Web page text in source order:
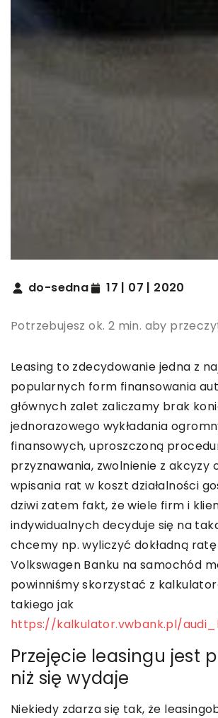
do-sedna 17 | 07 | 2020
Potrzebujesz ok. 2 min. aby
Leasing to zdecydowanie jedna z
popularnych form finansowania
głównych zalet zaliczamy brak
jednorazowego wykładania
finansowych, uproszczoną
przyznawania, zwolnienie z akcyzy
wpisania rat w koszt działalności
dziwi zatem fakt, że wiele firm i
indywidualnych decyduje się na
chcemy np. wyliczyć dokładną
Volkswagen Banku na samochód
powinniśmy skorzystać z
takiego jak
https://kalkulator.vwbank.pl/
Przejęcie leasingu jest
niż się wydaje
Niekiedy zdarza się tak, że